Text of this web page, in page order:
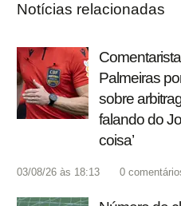
Notícias relacionadas
Palmeiras
sobre
falando do
coisa’
03/08/26 às 18:13 0